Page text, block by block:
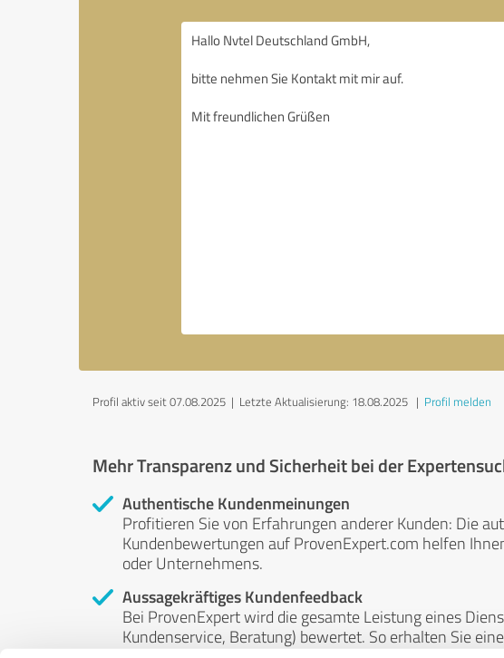
Profil aktiv seit 07.08.2025 | Letzte Aktualisierung: 18.08.2025 | Profil melden
Mehr Transparenz und Sicherheit bei der
Authentische Kundenmeinungen
Profitieren Sie von Erfahrungen anderer Kunden: Die
Kundenbewertungen auf ProvenExpert.com helfen
oder Unternehmens.
Aussagekräftiges Kundenfeedback
Bei ProvenExpert wird die gesamte Leistung eines
Kundenservice, Beratung) bewertet. So erhalten Sie